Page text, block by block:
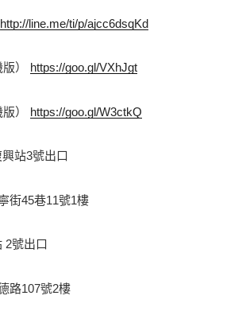
http://line.me/ti/p/ajcc6dsqKd
） https://goo.gl/VXhJgt
） https://goo.gl/W3ctkQ
站3號出口
街45巷11號1樓
2號出口
路107號2樓